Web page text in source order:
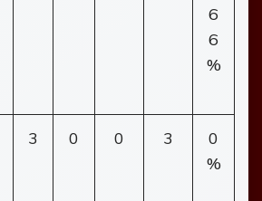
6
6
%
3 0 0 3
0
%